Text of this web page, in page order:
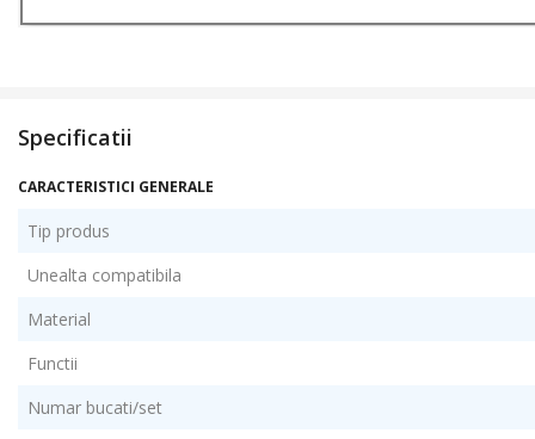
Specificatii
CARACTERISTICI GENERALE
Tip produs
Unealta compatibila
Material
Functii
Numar bucati/set